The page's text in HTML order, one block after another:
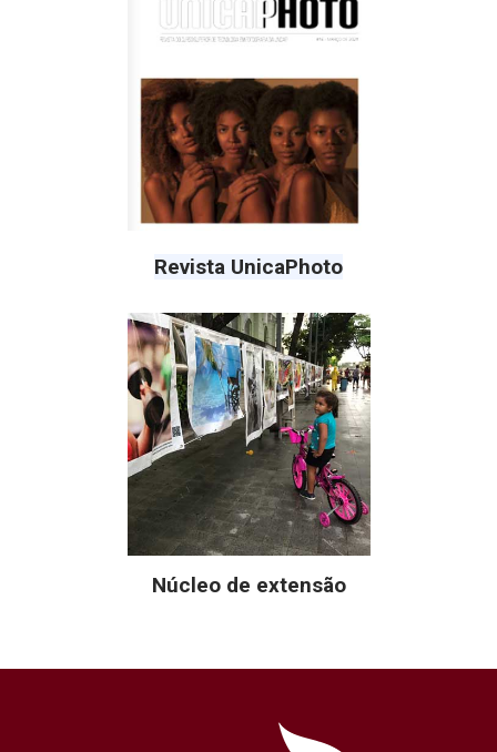
Revista UnicaPhoto
Núcleo de extensão